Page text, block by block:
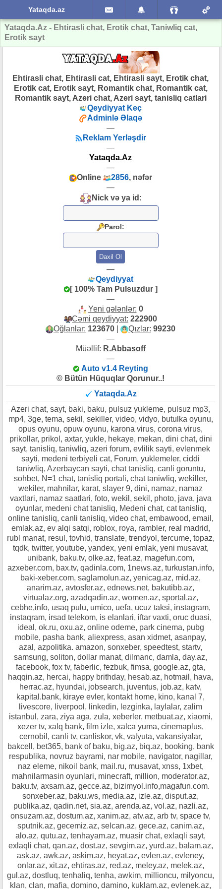
Yataqda.az
Yataqda.Az - Ehtirasli chat, Erotik chat, Taniwliq cat,
Erotik sayt
Ehtirasli chat, Ehtirasli cat, Ehtirasli sayt, Erotik chat,
Erotik cat, Erotik sayt, Romantik chat, Romantik cat,
Romantik sayt, Azeri chat, Azeri sayt, tanisliq catlari
Qeydiyyat Keç
Adminlə Əlaqə
—
Reklam Yerləşdir
—
Yataqda.Az
—
Online
2856, nəfər
—
Nick və ya id:
Parol:
—
Qeydiyyat
[ 100% Tam Pulsuzdur ]
—
Yeni gələnlər: 0
Cəmi qeydiyyat: 222900
Oğlanlar: 123670 Qızlar: 99230
—
Müəllif: R.Abbasoff
—
Auto v1.4 Reyting
© Bütün Hüquqlar Qorunur..!
Yataqda.Az
Azeri chat, sayt, baki, baku, pulsuz yukleme, pulsuz mp3,
mp4, 3ge, tema, sekil, sekiller, video, vidyo, butulka oyunu,
opus oyunu, opuw oyunu, karona virus, corona virus,
prikollar, prikol, axtar, yukle, hekaye, mekan, dini chat, dini
sayt, tanisliq, taniwliq, azeri forum, evlilik sayti, evlenmek
sayti, medeni terbiyeli cat, Forum, yuklemeler, ciddi
taniwliq, Azerbaycan sayti, chat tanisliq, canli goruntu,
sohbet, N=1 chat, tanisliq portali, chat taniwliq, wekiller,
wekiler, mahnilar, karat, slayer 9, dini, namaz, namaz
vaxtlari, namaz saatlari, foto, wekil, sekil, photo, java, java
oyunlar, medeni chat tanisliq, Medeni chat, cat tanisliq,
online tanisliq, canli tanisliq, video chat, embawood, email,
emlak.az, ev alqi satqi, roblox, roya, rambler, real madrid,
rubl manat, resul, tovhid, translate, trendyol, tercume, topaz,
tqdk, twitter, youtube, yandex, yeni emlak, yeni musavat,
unibank, baku.tv, olke.az, feat.az, magefun.com,
azxeber.com, bax.tv, qadinla.com, 1news.az, turkustan.info,
baki-xeber.com, saglamolun.az, yenicag.az, mid.az,
anarim.az, avtosfer.az, ednews.net, bakutibb.az,
virtualaz.org, azadqadin.az, women.az, sportal.az,
cebhe,info, usaq pulu, umico, uefa, ucuz taksi, instagram,
instaqram, irsad telekom, is elanlari, iftar vaxti, oruc duasi,
ideal, ok.ru, oxu.az, online odeme, park cinema, pubg
mobile, pasha bank, aliexpress, asan xidmet, asanpay,
azal, azpolitika. amazon, sonxeber, speedtest, startv,
samsung, soliton, dollar manat, dilmanc, damla, day.az,
facebook, fox tv, faberlic, fezbuk, fimsa, google.az, gta,
haqqin.az, hercai, happy brithday, hesab.az, hotmail, hava,
herrac.az, hyundai, jobsearch, juventus, job.az, katv,
kapital.bank, kiraye evler, kontakt home, kino, kanal 7,
livescore, liverpool, linkedin, lezginka, laylalar, zalim
istanbul, zara, ziya aga, zula, xeberler, metbuat.az, xiaomi,
xezer tv, xalq bank, film izle, xalca yuma, cinemaplus,
cernobil, canli tv, canliskor, vk, valyuta, vakansiyalar,
bakcell, bet365, bank of baku, big.az, biq.az, booking, bank
respublika, novruz bayrami, nar mobile, navigator, nagillar,
naz eleme, nikoil bank, mail.ru, musavat, xnss, 1xbet,
mahnilarmasin oyunlari, minecraft, million, moderator.az,
baku.tv, axsam.az, gecce.az, bizimyol.info,magafun.com.
sonxeber.az, baku.ws, media.az, izle.az, disput.az,
publika.az, qadin.net, sia.az, arenda.az, vol.az, nazli.az,
onsuzam.az, dostum.az, xanim.az, atv.az, arb tv, space tv,
sputnik.az, gecemiz.az, selcan.az, gece.az, canim.az,
alo.az, qutu.az, tenhayam.az, muasir chat, exlaqli sayt,
exlaqli chat, qan.az, dost.az, sevgim.az, yurd.az, balam.az,
ask.az, awk.az, askim.az, heyat.az, evlen.az, evleney,
onlar.az, xit.az, ehtiras.az, red.az, meley.az, melek.az,
gul.az, dostluq, tenhaliq, tenha, awkim, millioncu, milyoncu,
klan, clan, mafia, domino, damino, kuklam.az, evlenek.az,